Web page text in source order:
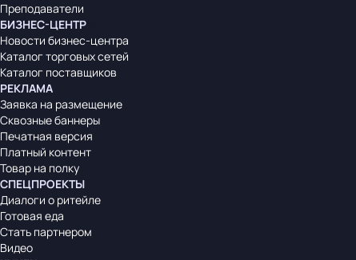
Преподаватели
БИЗНЕС-ЦЕНТР
Новости бизнес-центра
Каталог торговых сетей
Каталог поставщиков
РЕКЛАМА
Заявка на размещение
Сквозные баннеры
Печатная версия
Платный контент
Товар на полку
СПЕЦПРОЕКТЫ
Диалоги о ритейле
Готовая еда
Стать партнером
Видео